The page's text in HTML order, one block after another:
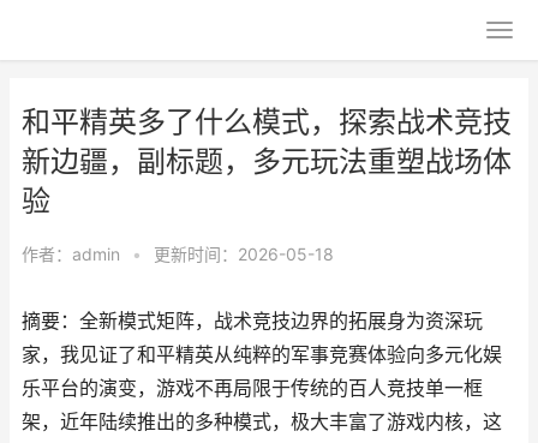
和平精英多了什么模式，探索战术竞技
新边疆，副标题，多元玩法重塑战场体
验
作者： admin • 更新时间：2026-05-18
摘要：全新模式矩阵，战术竞技边界的拓展身为资深玩
家，我见证了和平精英从纯粹的军事竞赛体验向多元化娱
乐平台的演变，游戏不再局限于传统的百人竞技单一框
架，近年陆续推出的多种模式，极大丰富了游戏内核，这